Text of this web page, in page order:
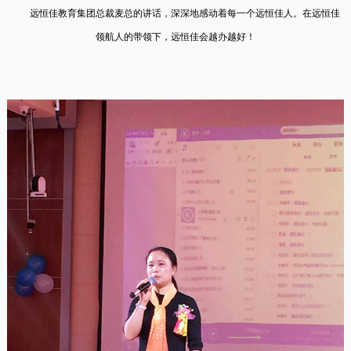
远恒佳教育集团总裁麦总的讲话，深深地感动着每一个远恒佳人。在远恒佳
领航人的带领下，远恒佳会越办越好！